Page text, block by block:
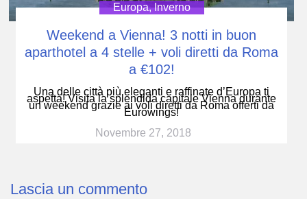
Europa,Inverno
Weekend a Vienna! 3 notti in buon
aparthotel a 4 stelle + voli diretti da Roma
a €102!
Una delle città più eleganti e raffinate d’Europa ti
aspetta! Visita la splendida capitale Vienna durante
un weekend grazie ai voli diretti da Roma offerti da
Eurowings!
Novembre 27, 2018
Lascia un commento